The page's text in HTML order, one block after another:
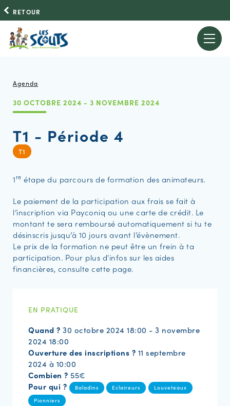
RETOUR
Agenda
30 OCTOBRE 2024 - 3 NOVEMBRE 2024
T1 - Période 4
T1
1re étape du parcours de formation des animateurs.
Le paiement de la participation aux frais se fait à
l’inscription via Payconiq ou une carte de crédit. Le
montant te sera remboursé automatiquement si tu te
désinscris jusqu’à 10 jours avant l’évènement.
Le prix de la formation ne peut être un frein à ta
participation. Pour plus d'infos sur les aides
financières, consulte cette page.
EN PRATIQUE
Quand ? 30 octobre 2024 18:00 - 3 novembre
2024 18:00
Ouverture des inscriptions ? 11 septembre
2024 à 10:00
Combien ? 55€
Pour qui ? Baladins Eclaireurs
Louveteaux
Pionniers